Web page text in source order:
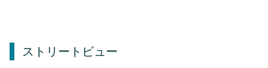
ストリートビュー